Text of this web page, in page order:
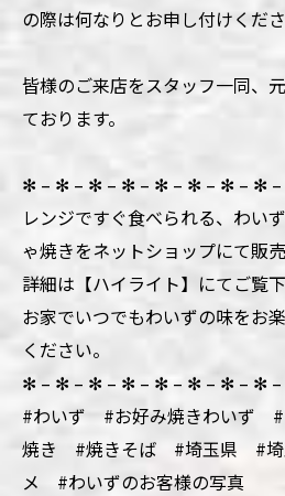
の際は何なりとお申し付けくだ
皆様のご来店をスタッフ一同、
ております。
✻ – ✻ – ✻ – ✻ – ✻ – ✻ – ✻ – ✻
レンジですぐ食べられる、わい
ゃ焼きをネットショップにて販売
詳細は【ハイライト】にてご覧
お家でいつでもわいずの味をお
ください。
✻ – ✻ – ✻ – ✻ – ✻ – ✻ – ✻ – ✻
#わいず #お好み焼きわいず
焼き #焼きそば #埼玉県 #埼
メ #わいずのお客様の写真